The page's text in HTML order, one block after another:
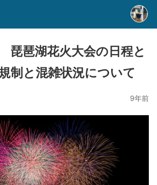
琵琶湖花火大会の日程と
制と混雑状況について
9年前